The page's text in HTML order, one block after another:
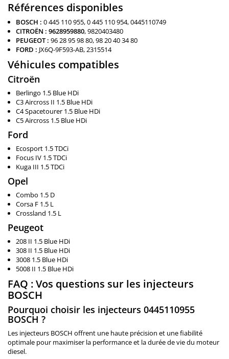
Références disponibles
BOSCH : 0 445 110 955, 0 445 110 954, 0445110749
CITROËN : 9628959880, 9820403480
PEUGEOT : 96 28 95 98 80, 98 20 40 34 80
FORD : JX6Q-9F593-AB, 2315514
Véhicules compatibles
Citroën
Berlingo 1.5 Blue HDi
C3 Aircross II 1.5 Blue HDi
C4 Spacetourer 1.5 Blue HDi
C5 Aircross 1.5 Blue HDi
Ford
Ecosport 1.5 TDCi
Focus IV 1.5 TDCi
Kuga III 1.5 TDCi
Opel
Combo 1.5 D
Corsa F 1.5 L
Crossland 1.5 L
Peugeot
208 II 1.5 Blue HDi
308 II 1.5 Blue HDi
3008 1.5 Blue HDi
5008 II 1.5 Blue HDi
FAQ : Vos questions sur les injecteurs
BOSCH
Pourquoi choisir les injecteurs 0445110955
BOSCH ?
Les injecteurs BOSCH offrent une haute précision et une fiabilité
optimale pour maximiser la performance et la durée de vie du moteur
diesel.